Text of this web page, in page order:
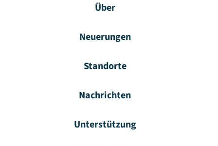
Über
Neuerungen
Standorte
Nachrichten
Unterstützung